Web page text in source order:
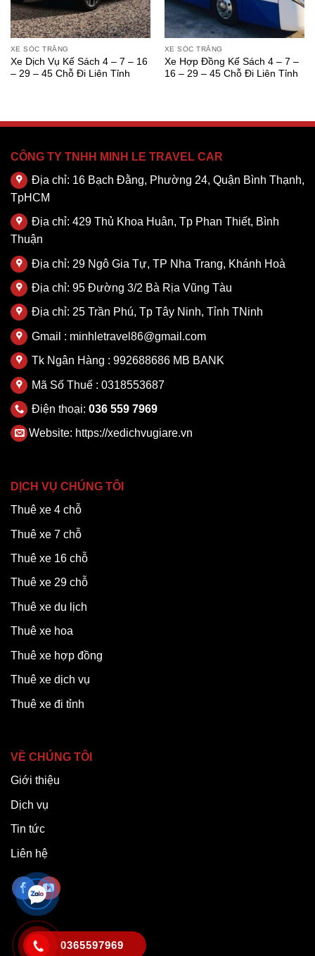
XE SÓC TRĂNG
Xe Dịch Vụ Kế Sách 4 – 7 – 16
– 29 – 45 Chỗ Đi Liên Tỉnh
XE SÓC TRĂNG
Xe Hợp Đồng Kế Sách 4 – 7 –
16 – 29 – 45 Chỗ Đi Liên Tỉnh
CÔNG TY TNHH MINH LE TRAVEL CAR
Địa chỉ: 16 Bạch Đằng, Phường 24, Quận Bình Thạnh,
TpHCM
Địa chỉ: 429 Thủ Khoa Huân, Tp Phan Thiết, Bình
Thuận
Địa chỉ: 29 Ngô Gia Tự, TP Nha Trang, Khánh Hoà
Địa chỉ: 95 Đường 3/2 Bà Rịa Vũng Tàu
Địa chỉ: 25 Trần Phú, Tp Tây Ninh, Tỉnh TNinh
Gmail : minhletravel86@gmail.com
Tk Ngân Hàng : 992688686 MB BANK
Mã Số Thuế : 0318553687
Điện thoại: 036 559 7969
Website: https://xedichvugiare.vn
DỊCH VỤ CHÚNG TÔI
Thuê xe 4 chỗ
Thuê xe 7 chỗ
Thuê xe 16 chỗ
Thuê xe 29 chỗ
Thuê xe du lịch
Thuê xe hoa
Thuê xe hợp đồng
Thuê xe dịch vụ
Thuê xe đi tỉnh
VỀ CHÚNG TÔI
Giới thiệu
Dịch vụ
Tin tức
Liên hệ
0365597969